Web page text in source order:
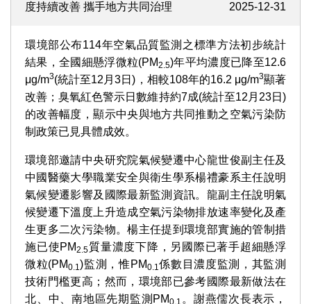
度持續改善 攜手地方共同治理
2025-12-31
環境部公布114年空氣品質監測之標準方法初步統計
結果，全國細懸浮微粒(PM2.5)年平均濃度已降至12.6
μg/m3(統計至12月3日)，相較108年的16.2 μg/m3顯著
改善；臭氧紅色警示日數維持約7成(統計至12月23日)
的改善幅度，顯示中央與地方共同推動之空氣污染防
制政策已見具體成效。
環境部邀請中央研究院氣候變遷中心龍世俊副主任及
中國醫藥大學職業安全與衛生學系楊禮豪系主任說明
氣候變遷影響及國際最新監測資訊。龍副主任說明氣
候變遷下溫度上升造成空氣污染物排放速率變化及產
生更多二次污染物。楊主任提到環境部實施的管制措
施已使PM2.5質量濃度下降，另國際已著手超細懸浮
微粒(PM0.1)監測，惟PM0.1係數目濃度監測，其監測
技術門檻更高；然而，環境部已參考國際最新做法在
北、中、南地區先期監測PM
。謝燕儒次長表示，